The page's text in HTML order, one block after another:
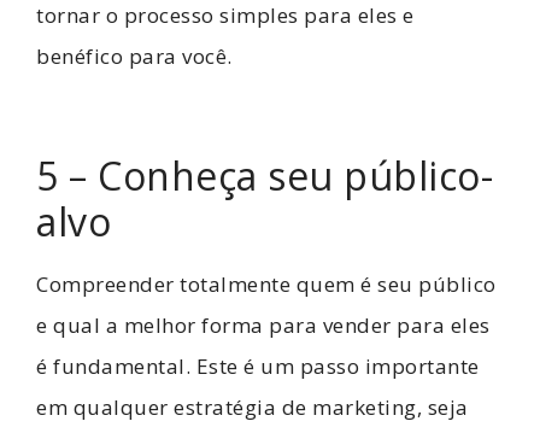
tornar o processo simples para eles e
benéfico para você.
5 – Conheça seu público-
alvo
Compreender totalmente quem é seu público
e qual a melhor forma para vender para eles
é fundamental. Este é um passo importante
em qualquer estratégia de marketing, seja